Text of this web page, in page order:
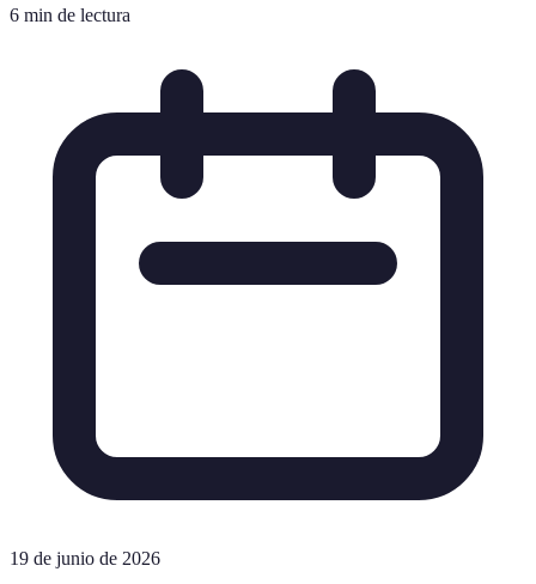
6 min de lectura
19 de junio de 2026